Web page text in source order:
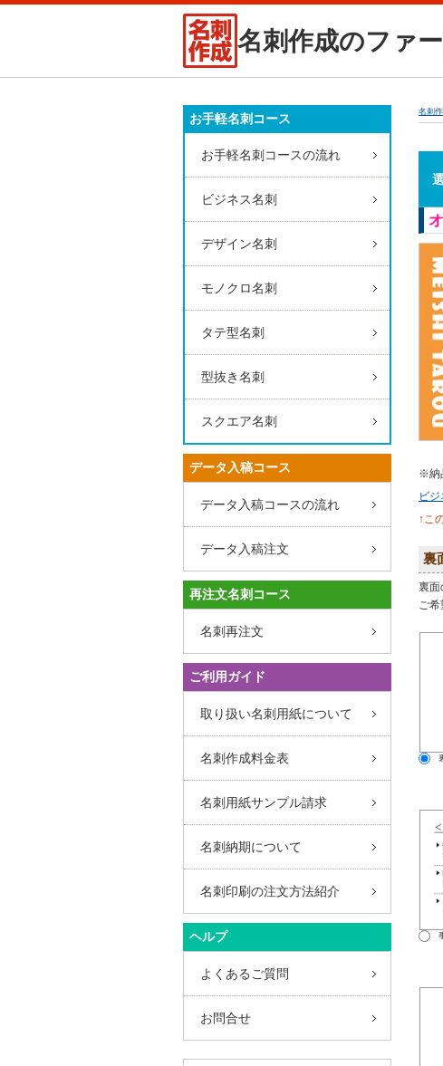
名刺作成のファ
名刺
※納
ビ
↑こ
裏
裏面
ご
お手軽名刺コース
お手軽名刺コースの流れ
ビジネス名刺
デザイン名刺
モノクロ名刺
タテ型名刺
型抜き名刺
スクエア名刺
データ入稿コース
データ入稿コースの流れ
データ入稿注文
再注文名刺コース
名刺再注文
ご利用ガイド
取り扱い名刺用紙について
名刺作成料金表
名刺用紙サンプル請求
名刺納期について
名刺印刷の注文方法紹介
ヘルプ
よくあるご質問
お問合せ